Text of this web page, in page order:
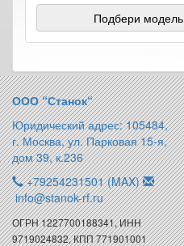
Подбери модель
ООО “Станок“
Юридический адрес: 105484,
г. Москва, ул. Парковая 15-я,
дом 39, к.236
+79254231501 (MAX)
info@stanok-rf.ru
ОГРН 1227700188341, ИНН
9719024832, КПП 771901001